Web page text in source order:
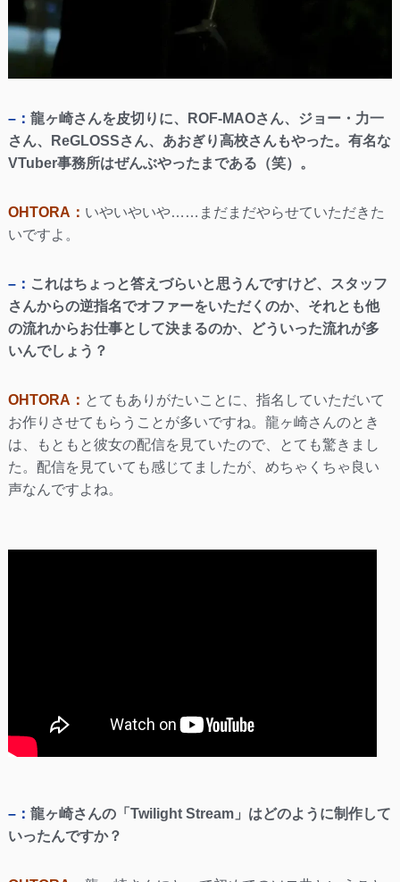
–： 龍ヶ崎さんを皮切りに、ROF-MAOさん、ジョー・力一
さん、ReGLOSSさん、あおぎり高校さんもやった。有名な
VTuber事務所はぜんぶやったまである（笑）。
OHTORA： いやいやいや……まだまだやらせていただきた
いですよ。
–： これはちょっと答えづらいと思うんですけど、スタッフ
さんからの逆指名でオファーをいただくのか、それとも他
の流れからお仕事として決まるのか、どういった流れが多
いんでしょう？
OHTORA： とてもありがたいことに、指名していただいて
お作りさせてもらうことが多いですね。龍ヶ崎さんのとき
は、もともと彼女の配信を見ていたので、とても驚きまし
た。配信を見ていても感じてましたが、めちゃくちゃ良い
声なんですよね。
–： 龍ヶ崎さんの「Twilight Stream」はどのように制作して
いったんですか？